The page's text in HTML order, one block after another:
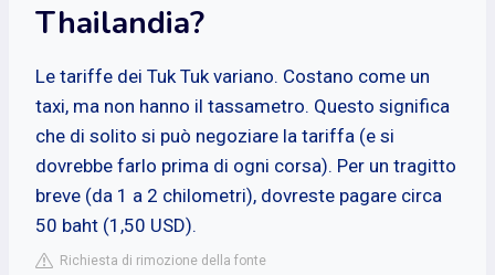
Thailandia?
Le tariffe dei Tuk Tuk variano. Costano come un
taxi, ma non hanno il tassametro. Questo significa
che di solito si può negoziare la tariffa (e si
dovrebbe farlo prima di ogni corsa). Per un tragitto
breve (da 1 a 2 chilometri), dovreste pagare circa
50 baht (1,50 USD).
Richiesta di rimozione della fonte